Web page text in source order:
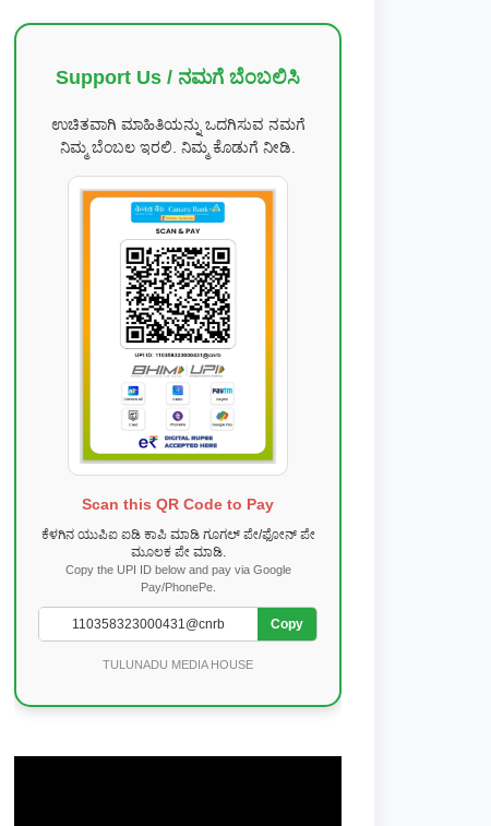
Support Us / ನಮಗೆ ಬೆಂಬಲಿಸಿ
ಉಚಿತವಾಗಿ ಮಾಹಿತಿಯನ್ನು ಒದಗಿಸುವ ನಮಗೆ
ನಿಮ್ಮ ಬೆಂಬಲ ಇರಲಿ. ನಿಮ್ಮ ಕೊಡುಗೆ ನೀಡಿ.
Scan this QR Code to Pay
ಕೆಳಗಿನ ಯುಪಿಐ ಐಡಿ ಕಾಪಿ ಮಾಡಿ ಗೂಗಲ್ ಪೇ/ಫೋನ್ ಪೇ
ಮೂಲಕ ಪೇ ಮಾಡಿ.
Copy the UPI ID below and pay via Google
Pay/PhonePe.
Copy
TULUNADU MEDIA HOUSE